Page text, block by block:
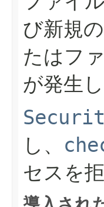
び新規
たはフ
が発生
し、
セスを